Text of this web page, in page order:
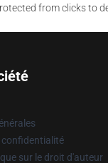
from clicks to
confidentialité
sur le droit d'auteur